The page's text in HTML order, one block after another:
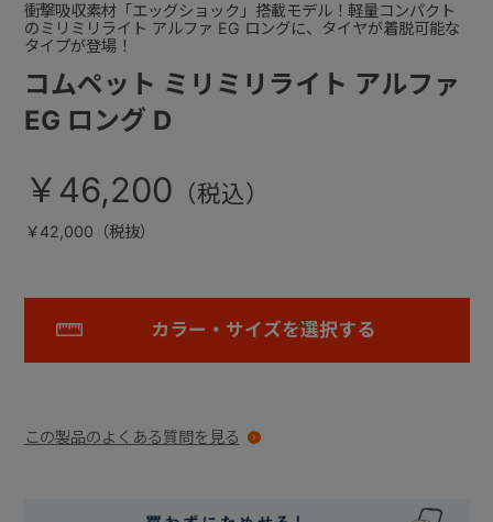
コムペット ミリミリライト アルファ
EG ロング D
衝撃吸収素材「エッグショック」搭載モデル！軽量コンパクト
のミリミリライト アルファ EG ロングに、タイヤが着脱可能な
タイプが登場！
￥46,200
￥42,000（税抜）
カラー・サイズを選択する
この製品のよくある質問を見る